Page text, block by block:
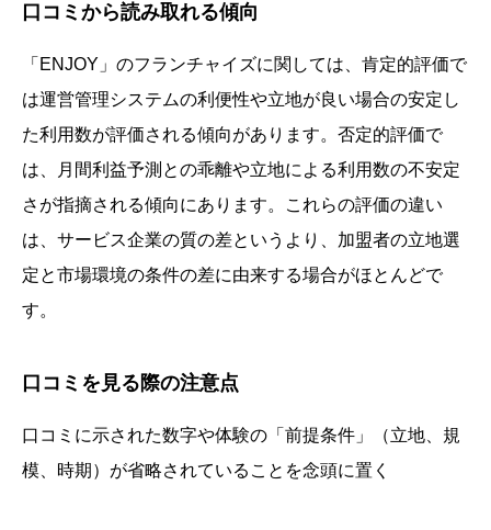
口コミから読み取れる傾向
「ENJOY」のフランチャイズに関しては、肯定的評価で
は運営管理システムの利便性や立地が良い場合の安定し
た利用数が評価される傾向があります。否定的評価で
は、月間利益予測との乖離や立地による利用数の不安定
さが指摘される傾向にあります。これらの評価の違い
は、サービス企業の質の差というより、加盟者の立地選
定と市場環境の条件の差に由来する場合がほとんどで
す。
口コミを見る際の注意点
口コミに示された数字や体験の「前提条件」（立地、規
模、時期）が省略されていることを念頭に置く